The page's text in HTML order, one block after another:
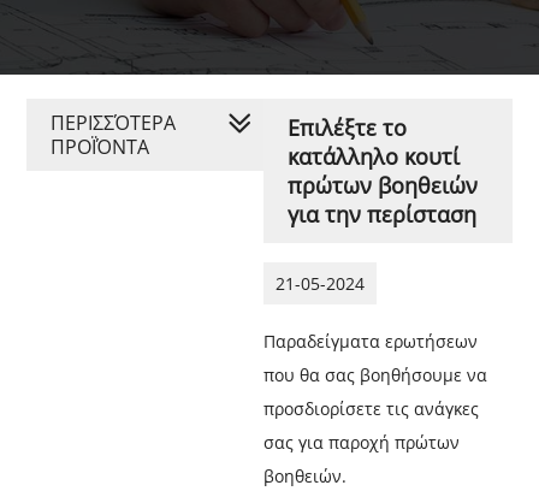
Επιλέξτε το
κατάλληλο κουτί
πρώτων βοηθειών
για την περίσταση
21-05-2024
Παραδείγματα ερωτήσεων
που θα σας βοηθήσουμε να
προσδιορίσετε τις ανάγκες
σας για παροχή πρώτων
βοηθειών.
ΠΕΡΙΣΣΌΤΕΡΑ
ΠΡΟΪΌΝΤΑ